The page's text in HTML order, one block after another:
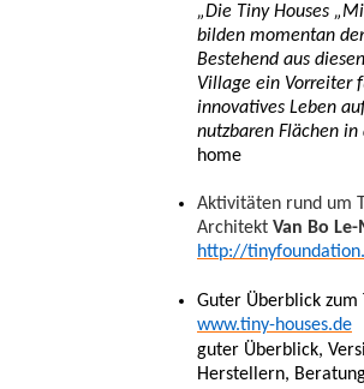
„Die Tiny Houses
bilden momentan
Bestehend aus
Village ein Vorreiter
innovatives Leben
nutzbaren Flächen in
home
Aktivitäten rund um
Architekt Van Bo
http://
Guter Überblick zum
www.tiny-houses.de
guter Überblick,
Herstellern,